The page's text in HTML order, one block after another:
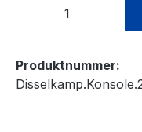
Produkt
Produktnummer: